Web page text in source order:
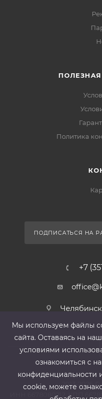
Политика
ПОДПИСАТЬСЯ НА
+7
2013-2026 ©
ИНН 6678080212, КПП
Мы используем файлы
сайта. Оставаясь на
условиями
ознакомиться с
конфиденциальности
cookie, можете